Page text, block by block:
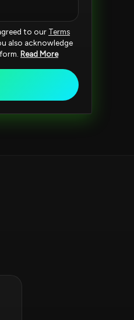
to our Terms
also acknowledge
Read More